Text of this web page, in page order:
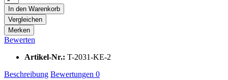
In den Warenkorb
Vergleichen
Merken
Bewerten
Artikel-Nr.: T-2031-KE-2
Beschreibung Bewertungen 0